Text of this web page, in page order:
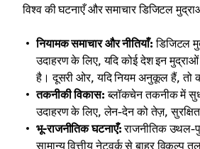
विश्व की घटनाएँ और समाचार डिजिटल
नियामक समाचार और नीतियाँ: डिजिटल
उदाहरण के लिए, यदि कोई देश इन
है। दूसरी ओर, यदि नियम अनुकूल हैं, तो
तकनीकी विकास: ब्लॉकचेन तकनीक में
उदाहरण के लिए, लेन-देन को तेज़,
भू-राजनीतिक घटनाएँ:राजनीतिक उथल-
सामान्य वित्तीय नेटवर्क से बाहर विकल्प